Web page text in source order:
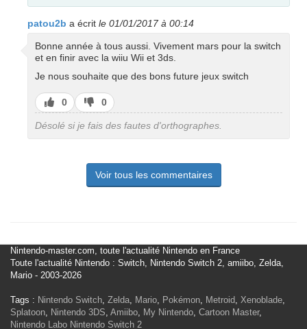
patou2b a écrit le 01/01/2017 à 00:14
Bonne année à tous aussi. Vivement mars pour la switch
et en finir avec la wiiu Wii et 3ds.
Je nous souhaite que des bons future jeux switch
J’aime
0
J’aime
pas
0
Désolé si je fais des fautes d'orthographes.
Voir tous les commentaires
Nintendo-master.com, toute l'actualité Nintendo en France
Toute l'actualité Nintendo : Switch, Nintendo Switch 2, amiibo, Zelda,
Mario - 2003-2026
Tags : Nintendo Switch, Zelda, Mario, Pokémon, Metroid, Xenoblade,
Splatoon, Nintendo 3DS, Amiibo, My Nintendo, Cartoon Master,
Nintendo Labo Nintendo Switch 2